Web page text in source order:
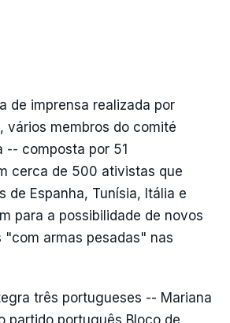
de imprensa realizada por
vários membros do comité
-- composta por 51
cerca de 500 ativistas que
de Espanha, Tunísia, Itália e
para a possibilidade de novos
"com armas pesadas" nas
três portugueses -- Mariana
partido português Bloco de